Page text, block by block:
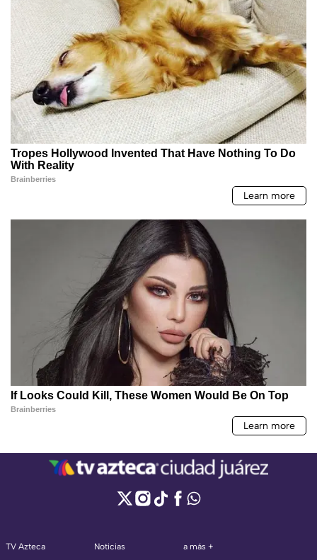
TV Azteca Noticias a más +